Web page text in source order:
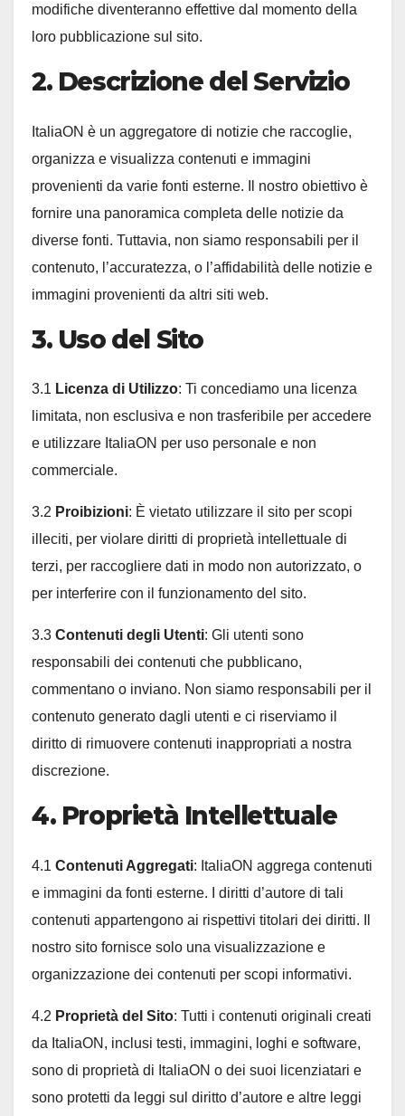
modifiche diventeranno effettive dal momento della
loro pubblicazione sul sito.
2. Descrizione del Servizio
ItaliaON è un aggregatore di notizie che raccoglie,
organizza e visualizza contenuti e immagini
provenienti da varie fonti esterne. Il nostro obiettivo è
fornire una panoramica completa delle notizie da
diverse fonti. Tuttavia, non siamo responsabili per il
contenuto, l’accuratezza, o l’affidabilità delle notizie e
immagini provenienti da altri siti web.
3. Uso del Sito
3.1 Licenza di Utilizzo: Ti concediamo una licenza
limitata, non esclusiva e non trasferibile per accedere
e utilizzare ItaliaON per uso personale e non
commerciale.
3.2 Proibizioni: È vietato utilizzare il sito per scopi
illeciti, per violare diritti di proprietà intellettuale di
terzi, per raccogliere dati in modo non autorizzato, o
per interferire con il funzionamento del sito.
3.3 Contenuti degli Utenti: Gli utenti sono
responsabili dei contenuti che pubblicano,
commentano o inviano. Non siamo responsabili per il
contenuto generato dagli utenti e ci riserviamo il
diritto di rimuovere contenuti inappropriati a nostra
discrezione.
4. Proprietà Intellettuale
4.1 Contenuti Aggregati: ItaliaON aggrega contenuti
e immagini da fonti esterne. I diritti d’autore di tali
contenuti appartengono ai rispettivi titolari dei diritti. Il
nostro sito fornisce solo una visualizzazione e
organizzazione dei contenuti per scopi informativi.
4.2 Proprietà del Sito: Tutti i contenuti originali creati
da ItaliaON, inclusi testi, immagini, loghi e software,
sono di proprietà di ItaliaON o dei suoi licenziatari e
sono protetti da leggi sul diritto d’autore e altre leggi